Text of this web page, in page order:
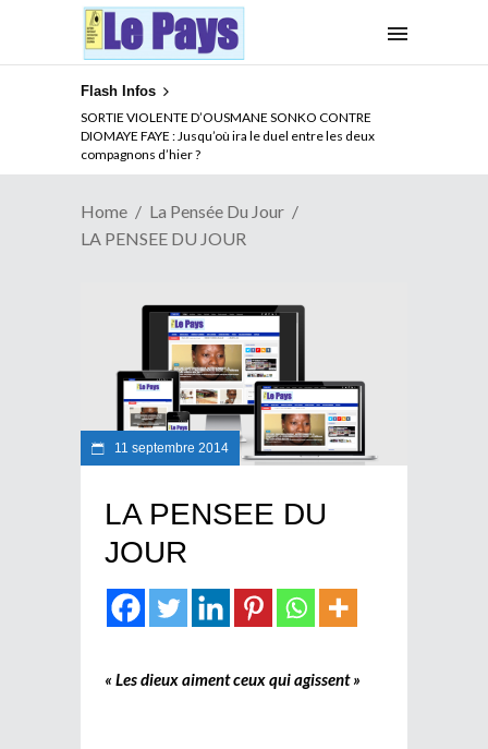
Flash Infos
SORTIE VIOLENTE D’OUSMANE SONKO CONTRE
DIOMAYE FAYE : Jusqu’où ira le duel entre les deux
compagnons d’hier ?
Home
La Pensée Du Jour
LA PENSEE DU JOUR
11 septembre 2014
LA PENSEE DU
JOUR
« Les dieux aiment ceux qui agissent »